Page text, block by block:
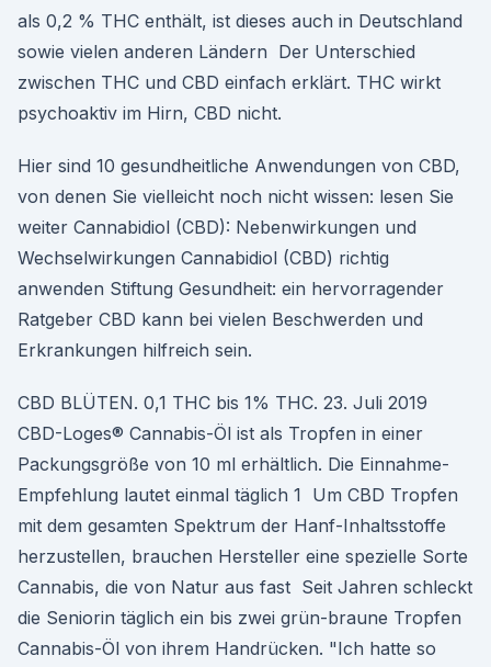
als 0,2 % THC enthält, ist dieses auch in Deutschland
sowie vielen anderen Ländern Der Unterschied
zwischen THC und CBD einfach erklärt. THC wirkt
psychoaktiv im Hirn, CBD nicht.
Hier sind 10 gesundheitliche Anwendungen von CBD,
von denen Sie vielleicht noch nicht wissen: lesen Sie
weiter Cannabidiol (CBD): Nebenwirkungen und
Wechselwirkungen Cannabidiol (CBD) richtig
anwenden Stiftung Gesundheit: ein hervorragender
Ratgeber CBD kann bei vielen Beschwerden und
Erkrankungen hilfreich sein.
CBD BLÜTEN. 0,1 THC bis 1% THC. 23. Juli 2019
CBD-Loges® Cannabis-Öl ist als Tropfen in einer
Packungsgröße von 10 ml erhältlich. Die Einnahme-
Empfehlung lautet einmal täglich 1 Um CBD Tropfen
mit dem gesamten Spektrum der Hanf-Inhaltsstoffe
herzustellen, brauchen Hersteller eine spezielle Sorte
Cannabis, die von Natur aus fast Seit Jahren schleckt
die Seniorin täglich ein bis zwei grün-braune Tropfen
Cannabis-Öl von ihrem Handrücken. "Ich hatte so